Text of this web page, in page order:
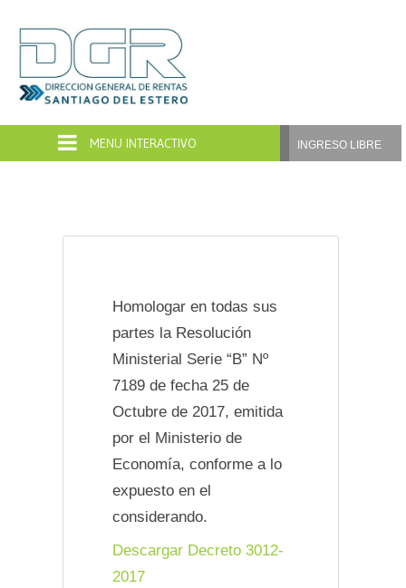
INGRESO LIBRE
Homologar en todas sus
partes la Resolución
Ministerial Serie “B” Nº
7189 de fecha 25 de
Octubre de 2017, emitida
por el Ministerio de
Economía, conforme a lo
expuesto en el
considerando.
Descargar Decreto 3012-
2017